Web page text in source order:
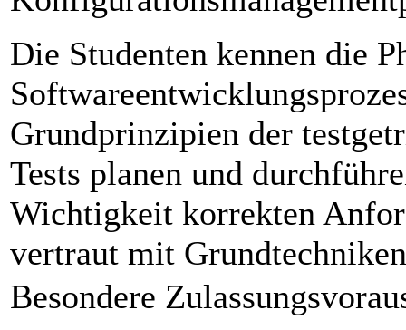
Die Studenten kennen die
Grundprinzipien der
Tests planen und
Wichtigkeit korrekten
vertraut mit
Besondere